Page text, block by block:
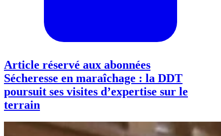
Article réservé aux abonnées
Sécheresse en maraîchage : la DDT
poursuit ses visites d’expertise sur le
terrain